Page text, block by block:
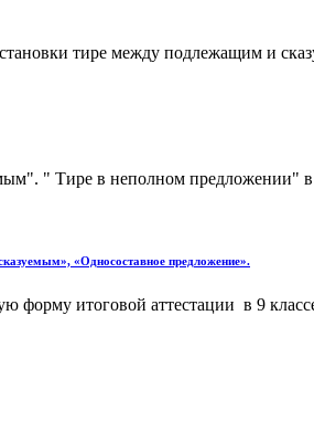
тире между подлежащим и
" Тире в неполном предложении" в
«Односоставное предложение».
форму итоговой аттестации в 9